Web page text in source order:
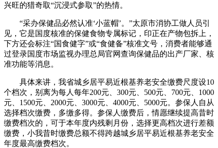
兴旺的猎奇取“沉浸式参取”的热情。
“采办保健品必然认准‘小蓝帽’。”太原市消协工做人员引
见，它是国度核准的保健食物专属标记，印正在产物包拆上，
下方还会标注“国食健字”或“食健备”核准文号，消费者能够通
过登录国度市场监视办理总局官网查询保健品的出产厂家、核
准功能等消息。
具体来讲，我省城乡居平易近根基养老安全缴费尺度设10
个档次，别离为每人每年200元、300元、500元、700元、1000
元、1500元、2000元、3000元、4000元、5000元。参保人自从
选择档次缴费，多缴多得。参保人缴费后，情愿继续提高昔时
缴费档次的，可于本年度内残剩月份，选择更高档次进行差额
缴费，小我昔时缴费总额不得跨越城乡居平易近根基养老安全
年度最高缴费档次。